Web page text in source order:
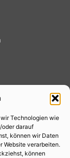
Technologien wie
oder darauf
können wir Daten
Website verarbeiten.
können